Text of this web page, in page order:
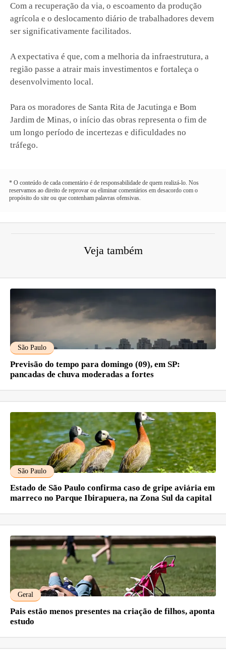
Com a recuperação da via, o escoamento da produção
agrícola e o deslocamento diário de trabalhadores devem
ser significativamente facilitados.
A expectativa é que, com a melhoria da infraestrutura, a
região passe a atrair mais investimentos e fortaleça o
desenvolvimento local.
Para os moradores de Santa Rita de Jacutinga e Bom
Jardim de Minas, o início das obras representa o fim de
um longo período de incertezas e dificuldades no
tráfego.
* O conteúdo de cada comentário é de responsabilidade de quem realizá-lo. Nos
reservamos ao direito de reprovar ou eliminar comentários em desacordo com o
propósito do site ou que contenham palavras ofensivas.
Veja também
São Paulo
Previsão do tempo para domingo (09), em SP:
pancadas de chuva moderadas a fortes
São Paulo
Estado de São Paulo confirma caso de gripe aviária em
marreco no Parque Ibirapuera, na Zona Sul da capital
Geral
Pais estão menos presentes na criação de filhos, aponta
estudo